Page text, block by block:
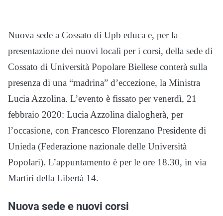
Nuova sede a Cossato di Upb educa e, per la
presentazione dei nuovi locali per i corsi, della sede di
Cossato di Università Popolare Biellese conterà sulla
presenza di una “madrina” d’eccezione, la Ministra
Lucia Azzolina. L’evento è fissato per venerdì, 21
febbraio 2020: Lucia Azzolina dialogherà, per
l’occasione, con Francesco Florenzano Presidente di
Unieda (Federazione nazionale delle Università
Popolari). L’appuntamento è per le ore 18.30, in via
Martiri della Libertà 14.
Nuova sede e nuovi corsi